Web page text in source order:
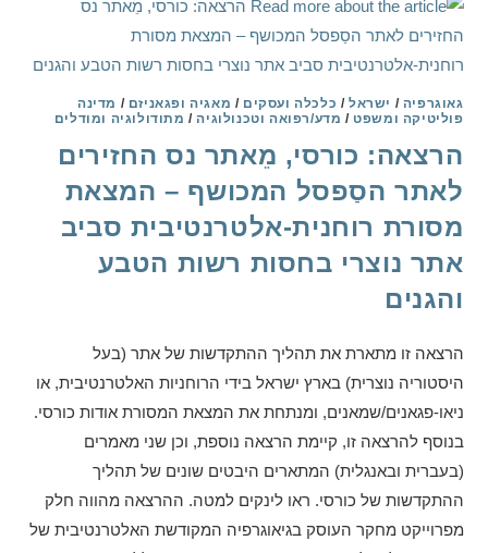
גאוגרפיה / ישראל / כלכלה ועסקים / מאגיה ופגאניזם / מדינה
פוליטיקה ומשפט / מדע/רפואה וטכנולוגיה / מתודולוגיה ומודלים
הרצאה: כורסי, מֵאתר נס החזירים
לאתר הסַפסל המכושף – המצאת
מסורת רוחנית-אלטרנטיבית סביב
אתר נוצרי בחסות רשות הטבע
והגנים
הרצאה זו מתארת את תהליך ההתקדשות של אתר (בעל
היסטוריה נוצרית) בארץ ישראל בידי הרוחניות האלטרנטיבית, או
ניאו-פגאנים/שמאנים, ומנתחת את המצאת המסורת אודות כורסי.
בנוסף להרצאה זו, קיימת הרצאה נוספת, וכן שני מאמרים
(בעברית ובאנגלית) המתארים היבטים שונים של תהליך
ההתקדשות של כורסי. ראו לינקים למטה. ההרצאה מהווה חלק
מפרוייקט מחקר העוסק בגיאוגרפיה המקודשת האלטרנטיבית של